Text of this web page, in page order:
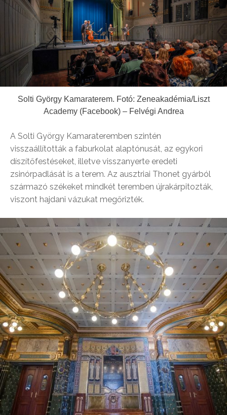
Solti György Kamaraterem. Fotó: Zeneakadémia/Liszt
Academy (Facebook) – Felvégi Andrea
A Solti György Kamarateremben szintén
visszaállították a faburkolat alaptónusát, az egykori
díszítőfestéseket, illetve visszanyerte eredeti
zsinórpadlását is a terem. Az ausztriai Thonet gyárból
származó székeket mindkét teremben újrakárpitozták,
viszont hajdani vázukat megőrizték.